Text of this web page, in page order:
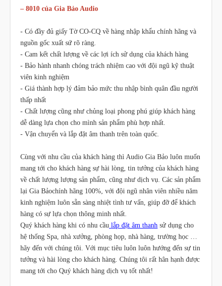
– 8010 của Gia Bảo Audio
- Có đầy đủ giấy Tờ CO-CQ về hàng nhập khẩu chính hãng và
nguồn gốc xuất sứ rõ ràng.
- Cam kết chất lượng về các lợi ích sử dụng của khách hàng
- Bảo hành nhanh chóng trách nhiệm cao với đội ngũ kỹ thuật
viên kinh nghiệm
- Giá thành hợp lý đảm bảo mức thu nhập bình quân đầu người
thấp nhất
- Chất lượng cũng như chủng loại phong phú giúp khách hàng
dễ dàng lựa chọn cho mình sản phẩm phù hợp nhất.
- Vận chuyển và lắp đặt âm thanh trên toàn quốc.
Cùng với nhu cầu của khách hàng thì Audio Gia Bảo luôn muốn
mang tới cho khách hàng sự hài lòng, tin tưởng của khách hàng
về chất lượng lượng sản phẩm, cũng như dịch vụ. Các sản phẩm
lại Gia Bảochính hãng 100%, với đội ngũ nhân viên nhiều năm
kinh nghiệm luôn sẵn sàng nhiệt tình tư vấn, giúp đỡ để khách
hàng có sự lựa chọn thông minh nhất.
Quý khách hàng khi có nhu cầu lắp đặt âm thanh sử dụng cho
hệ thống Spa, nhà xưởng, phòng họp, nhà hàng, trường học …
hãy đến với chúng tôi. Với mục tiêu luôn luôn hướng đến sự tin
tưởng và hài lòng cho khách hàng. Chúng tôi rất hân hạnh được
mang tới cho Quý khách hàng dịch vụ tốt nhất!